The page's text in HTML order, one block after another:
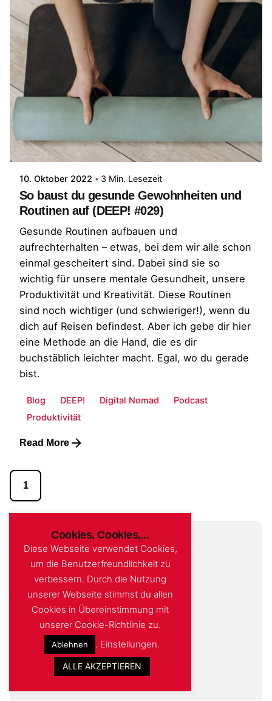
Patrick
10. Oktober 2022 3 Min. Lesezeit
So baust du gesunde Gewohnheiten und
Routinen auf (DEEP! #029)
Gesunde Routinen aufbauen und
aufrechterhalten – etwas, bei dem wir alle schon
einmal gescheitert sind. Dabei sind sie so
wichtig für unsere mentale Gesundheit, unsere
Produktivität und Kreativität. Diese Routinen
sind noch wichtiger (und schwieriger!), wenn du
dich auf Reisen befindest. Aber ich gebe dir hier
eine Methode an die Hand, die es dir
buchstäblich leichter macht. Egal, wo du gerade
bist.
Blog DEEP! Digital Nomad
Podcast
Produktivität
Read More
1
Cookies, Cookies,...
Diese Webseite verwendet Cookies,
um die Benutzerfreundlichkeit zu
verbessern. Durch die Nutzung
unserer Webseite stimmst du allen
Cookies in Übereinstimmung mit
unserer Cookie-Richtlinie zu.
Ablehnen . Einstellungen.
ALLE AKZEPTIEREN